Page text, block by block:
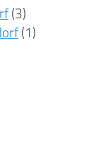
(3)
(1)